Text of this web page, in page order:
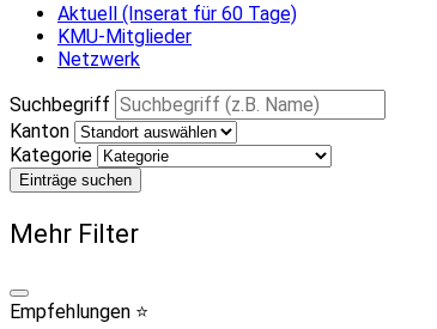
Aktuell (Inserat für 60 Tage)
KMU-Mitglieder
Netzwerk
Suchbegriff
Kanton
Kategorie
Einträge suchen
Mehr Filter
Empfehlungen ⭐